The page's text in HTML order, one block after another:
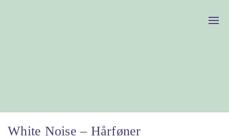
White Noise – Hårføner